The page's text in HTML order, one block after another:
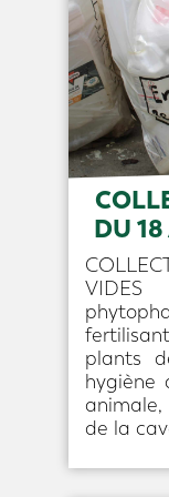
DU
plants
hygiène
de la